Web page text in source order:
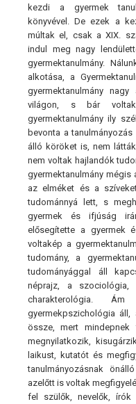
kezdi a gyermek
könyvével. De ezek a
múltak el, csak a XIX.
indul meg nagy
gyermektanulmány.
alkotása, a
gyermektanulmány
világon, s bár
gyermektanulmány ily
bevonta a
álló köröket is, nem
nem voltak hajlandók
gyermektanulmány
az elméket és a
tudománnyá lett, s
gyermek és ifjúság
elősegítette a gyermek
voltakép a
tudomány, a
tudományággal áll
néprajz, a
charakterológia.
gyermekpszichológia
össze, mert mindepnek
megnyilatkozik,
laikust, kutatót és
tanulmányozásnak
azelőtt is voltak
fel szülők, nevelők,